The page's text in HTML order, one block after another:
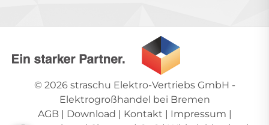
© 2026 straschu Elektro-Vertriebs GmbH -
Elektrogroßhandel bei Bremen
AGB | Download | Kontakt | Impressum |